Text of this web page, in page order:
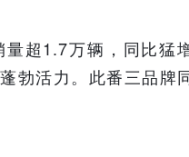
超1.7万辆，同比猛
勃活力。此番三品牌